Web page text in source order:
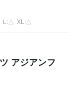
L:△ XL:△
アジアンフ